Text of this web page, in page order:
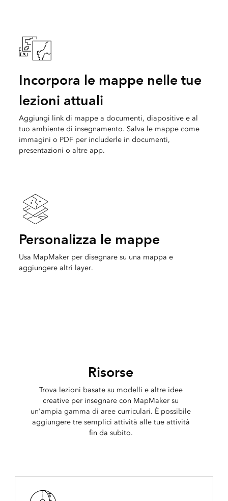
Incorpora le mappe nelle tue
lezioni attuali
Aggiungi link di mappe a documenti, diapositive e al
tuo ambiente di insegnamento. Salva le mappe come
immagini o PDF per includerle in documenti,
presentazioni o altre app.
Personalizza le mappe
Usa MapMaker per disegnare su una mappa e
aggiungere altri layer.
Risorse
Trova lezioni basate su modelli e altre idee
creative per insegnare con MapMaker su
un'ampia gamma di aree curriculari. È possibile
aggiungere tre semplici attività alle tue attività
fin da subito.